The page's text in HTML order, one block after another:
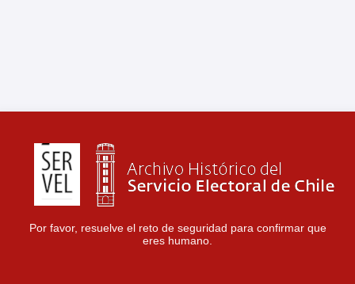
Por favor, resuelve el reto de seguridad para confirmar que
eres humano.